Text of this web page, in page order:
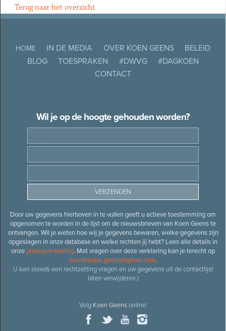
Terug naar het overzicht
HOME IN DE MEDIA OVER KOEN GEENS
BELEID
BLOG
TOESPRAKEN #DWVG
#DAGKOEN
CONTACT
Wil je op de hoogte gehouden worden?
Door uw gegevens hierboven in te vullen geeft u actieve toestemming om
opgenomen te worden in de lijst om de nieuwsbrieven van Koen Geens te
ontvangen. Wil je weten hoe wij je gegevens bewaren, welke gegevens zijn
opgeslagen in onze database en welke rechten jij hebt? Lees alle details in
onze privacyverklaring. Met vragen over deze verklaring kan je terecht op
secretariaat.geens@gmail.com.
U kan steeds een rechtzetting vragen en uw gegevens uit de contactlijst
laten verwijderen.)
Volg Koen Geensonline: